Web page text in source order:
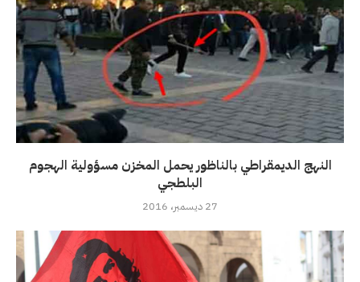
النهج الديمقراطي بالناظور يحمل المخزن مسؤولية الهجوم
البلطجي
27 ديسمبر، 2016